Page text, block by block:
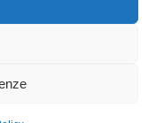
al seguente link: